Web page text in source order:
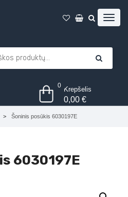
0 Krepšelis
0,00€
Šoninis posūkis 6030197E
6030197E